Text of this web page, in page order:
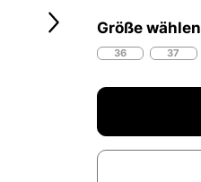
Größe wählen
36 37